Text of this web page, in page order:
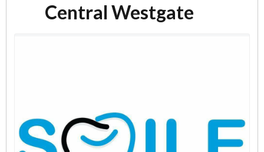
Central Westgate